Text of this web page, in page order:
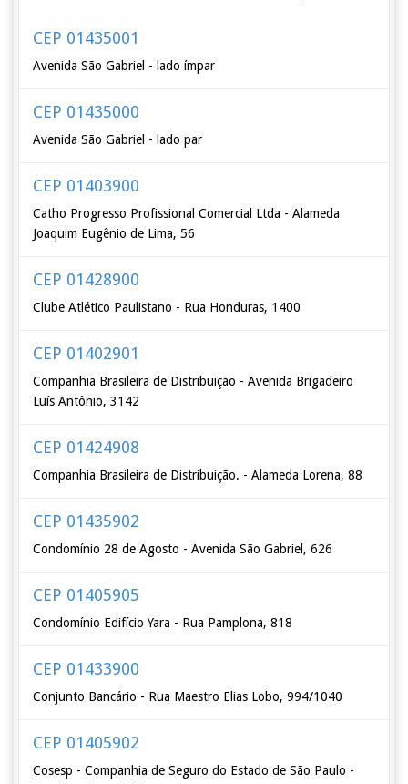
CEP 01435001
Avenida São Gabriel - lado ímpar
CEP 01435000
Avenida São Gabriel - lado par
CEP 01403900
Catho Progresso Profissional Comercial Ltda - Alameda
Joaquim Eugênio de Lima, 56
CEP 01428900
Clube Atlético Paulistano - Rua Honduras, 1400
CEP 01402901
Companhia Brasileira de Distribuição - Avenida Brigadeiro
Luís Antônio, 3142
CEP 01424908
Companhia Brasileira de Distribuição. - Alameda Lorena, 88
CEP 01435902
Condomínio 28 de Agosto - Avenida São Gabriel, 626
CEP 01405905
Condomínio Edifício Yara - Rua Pamplona, 818
CEP 01433900
Conjunto Bancário - Rua Maestro Elias Lobo, 994/1040
CEP 01405902
Cosesp - Companhia de Seguro do Estado de São Paulo -